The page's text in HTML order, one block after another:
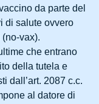
da parte del
di salute ovvero
vax).
che entrano
della tutela e
dall’art. 2087 c.c.
al datore di